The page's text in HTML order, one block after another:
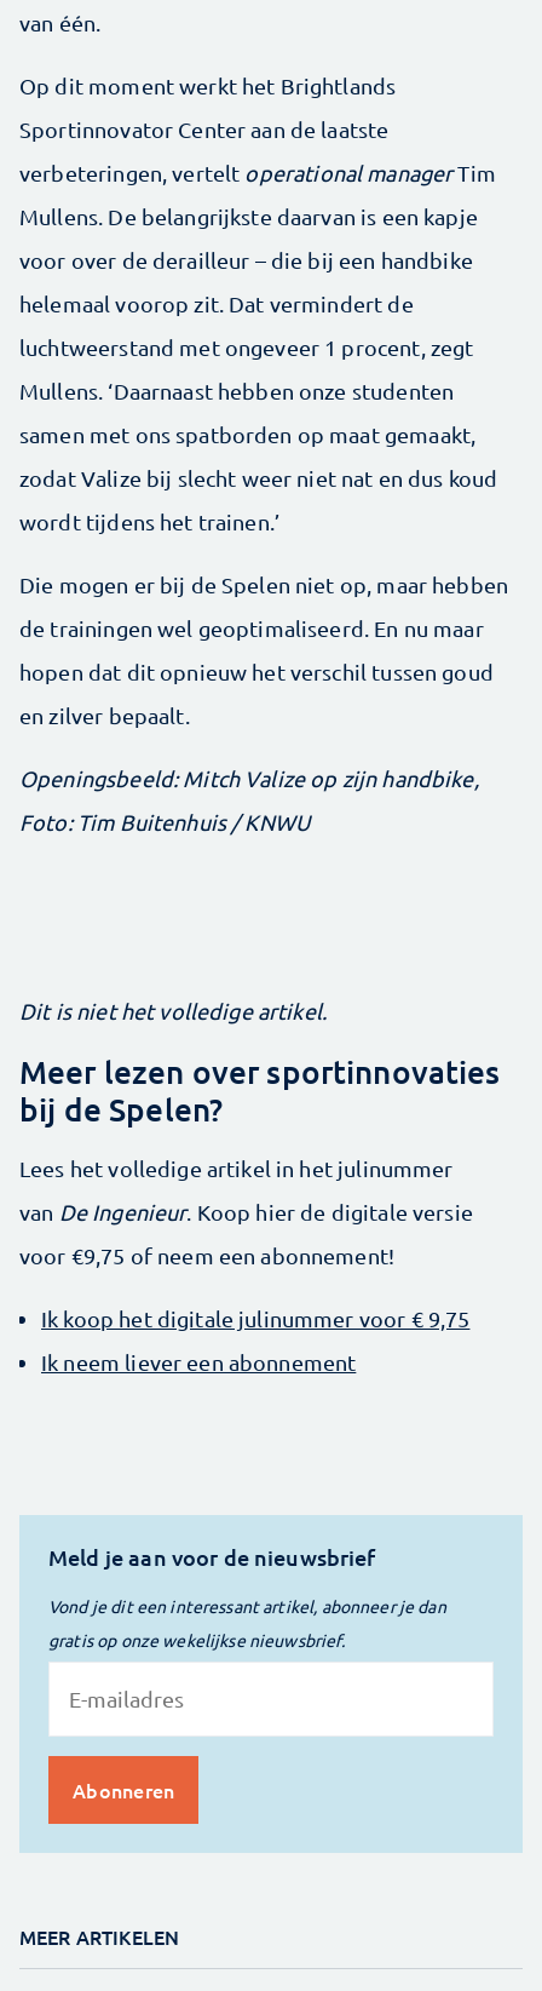
van één.
Op dit moment werkt het Brightlands
Sportinnovator Center aan de laatste
verbeteringen, vertelt operational managerTim
Mullens. De belangrijkste daarvan is een kapje
voor over de derailleur – die bij een handbike
helemaal voorop zit. Dat vermindert de
luchtweerstand met ongeveer 1 procent, zegt
Mullens. ‘Daarnaast hebben onze studenten
samen met ons spatborden op maat gemaakt,
zodat Valize bij slecht weer niet nat en dus koud
wordt tijdens het trainen.’
Die mogen er bij de Spelen niet op, maar hebben
de trainingen wel geoptimaliseerd. En nu maar
hopen dat dit opnieuw het verschil tussen goud
en zilver bepaalt.
Openingsbeeld: Mitch Valize op zijn handbike,
Foto: Tim Buitenhuis / KNWU
Dit is niet het volledige artikel.
Meer lezen over sportinnovaties
bij de Spelen?
Lees het volledige artikel in het julinummer
van De Ingenieur. Koop hier de digitale versie
voor €9,75 of neem een abonnement!
Ik koop het digitale julinummer voor € 9,75
Ik neem liever een abonnement
Meld je aan voor de nieuwsbrief
Vond je dit een interessant artikel, abonneer je dan
gratis op onze wekelijkse nieuwsbrief.
MEER ARTIKELEN